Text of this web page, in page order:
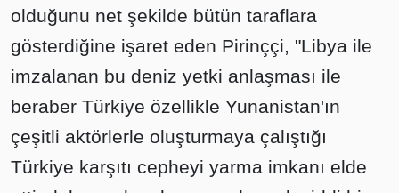
olduğunu net şekilde bütün taraflara
gösterdiğine işaret eden Pirinççi, "Libya ile
imzalanan bu deniz yetki anlaşması ile
beraber Türkiye özellikle Yunanistan'ın
çeşitli aktörlerle oluşturmaya çalıştığı
Türkiye karşıtı cepheyi yarma imkanı elde